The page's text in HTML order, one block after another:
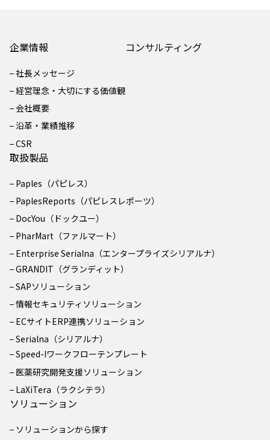
企業情報
社長メッセージ
経営理念・大切にする価値観
会社概要
沿革・業績推移
CSR
コンサルティング
取扱製品
Paples（パピレス）
PaplesReports（パピレスレポーツ）
DocYou（ドックユー）
PharMart（ファルマート）
Enterprise Serialna（エンタープライズシリアルナ）
GRANDIT（グランディット）
SAPソリューション
情報セキュリティソリューション
ECサイトERP連携ソリューション
Serialna（シリアルナ）
Speed-Iワークフローテンプレート
医薬研究開発支援ソリューション
LaXiTera（ラクシテラ）
ソリューション
ソリューションから探す